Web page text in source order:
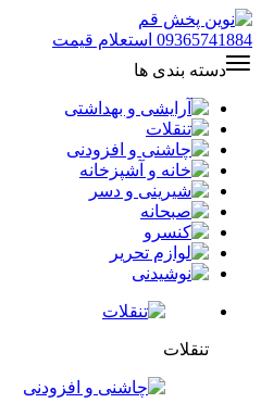
09365741884 استعلام قیمت
دسته بندی ها
تنقلات